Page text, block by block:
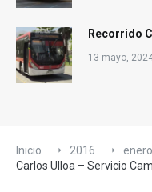
Recorrido
13 mayo,
Inicio 2016 enero
Carlos Ulloa – Servicio